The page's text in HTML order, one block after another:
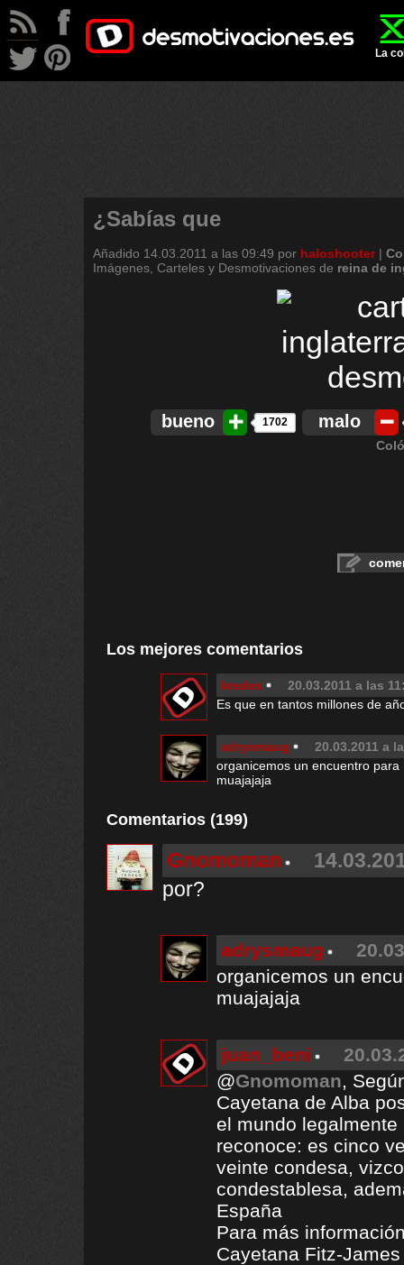
La
¿Sabías que
Añadido 14.03.2011 a las 09:49 por haloshooter|
Imágenes, Carteles y Desmotivaciones de reina de
bueno 1702 malo
Los mejores comentarios
kredes
20.03.2011 a las
Es que en tantos millones de
adrysmaug
20.03.2011 a
organicemos un encuentro para
muajajaja
Comentarios (199)
Gnomoman
por?
adrysmaug
organicemos un
muajajaja
juan_beni
@Gnomoman,
Cayetana de Alba
el mundo
reconoce: es cinco
veinte condesa,
condestablesa,
España
Para más
Cayetana Fitz-